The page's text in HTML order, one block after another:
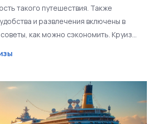
такого путешествия. Также
и развлечения включены в
как можно сэкономить. Круиз
период.